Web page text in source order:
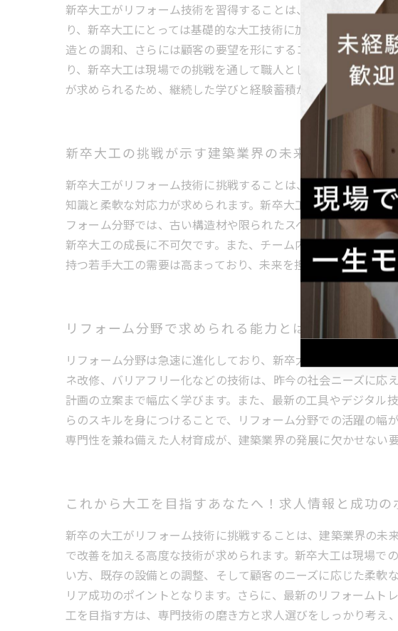
新卒大工がリフォーム技術を習得することは、現代の建築業
り、新卒大工にとっては基礎的な大工技術に加えて、最新の
造との調和、さらには顧客の要望を形にするコミュニケーシ
り、新卒大工は現場での挑戦を通して職人としての自信を身
が求められるため、継続した学びと経験蓄積が不可欠です。
新卒大工の挑戦が示す建築業界の未来と可能性
新卒大工がリフォーム技術に挑戦することは、建築業界にお
知識と柔軟な対応力が求められます。新卒大工は、現場での実
フォーム分野では、古い構造材や限られたスペースでの施工が
新卒大工の成長に不可欠です。また、チーム内でのコミュニケ
持つ若手大工の需要は高まっており、未来を担う人材として期
リフォーム分野で求められる能力とは？現場から見
リフォーム分野は急速に進化しており、新卒大工には従来の
ネ改修、バリアフリー化などの技術は、昨今の社会ニーズに
計画の立案まで幅広く学びます。また、最新の工具やデジタル
らのスキルを身につけることで、リフォーム分野での活躍の
専門性を兼ね備えた人材育成が、建築業界の発展に欠かせない
これから大工を目指すあなたへ！求人情報と成功の
新卒の大工がリフォーム技術に挑戦することは、建築業界の
で改善を加える高度な技術が求められます。新卒大工は現場
い方、既存の設備との調整、そして顧客のニーズに応じた柔
リア成功のポイントとなります。さらに、最新のリフォーム
工を目指す方は、専門技術の磨き方と求人選びをしっかり考え